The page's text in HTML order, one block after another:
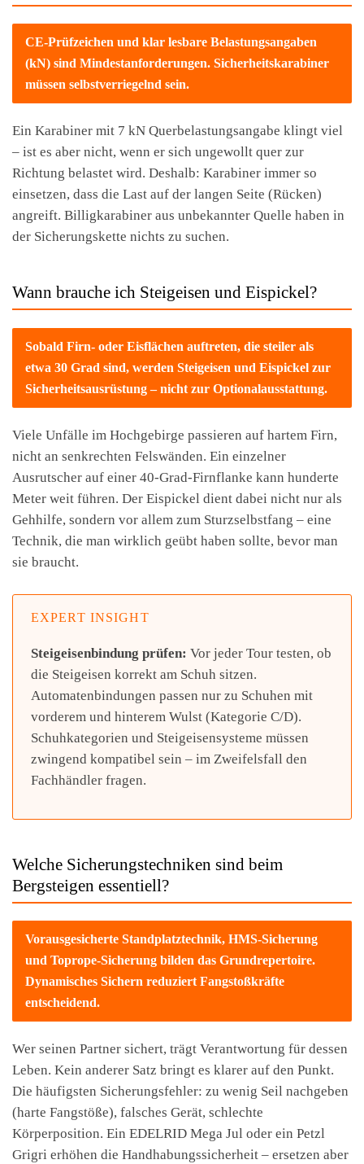
CE-Prüfzeichen und klar lesbare Belastungsangaben
(kN) sind Mindestanforderungen. Sicherheitskarabiner
müssen selbstverriegelnd sein.
Ein Karabiner mit 7 kN Querbelastungsangabe klingt viel
– ist es aber nicht, wenn er sich ungewollt quer zur
Richtung belastet wird. Deshalb: Karabiner immer so
einsetzen, dass die Last auf der langen Seite (Rücken)
angreift. Billigkarabiner aus unbekannter Quelle haben in
der Sicherungskette nichts zu suchen.
Wann brauche ich Steigeisen und Eispickel?
Sobald Firn- oder Eisflächen auftreten, die steiler als
etwa 30 Grad sind, werden Steigeisen und Eispickel zur
Sicherheitsausrüstung – nicht zur Optionalausstattung.
Viele Unfälle im Hochgebirge passieren auf hartem Firn,
nicht an senkrechten Felswänden. Ein einzelner
Ausrutscher auf einer 40-Grad-Firnflanke kann hunderte
Meter weit führen. Der Eispickel dient dabei nicht nur als
Gehhilfe, sondern vor allem zum Sturzselbstfang – eine
Technik, die man wirklich geübt haben sollte, bevor man
sie braucht.
EXPERT INSIGHT
Steigeisenbindung prüfen: Vor jeder Tour testen, ob
die Steigeisen korrekt am Schuh sitzen.
Automatenbindungen passen nur zu Schuhen mit
vorderem und hinterem Wulst (Kategorie C/D).
Schuhkategorien und Steigeisensysteme müssen
zwingend kompatibel sein – im Zweifelsfall den
Fachhändler fragen.
Welche Sicherungstechniken sind beim
Bergsteigen essentiell?
Vorausgesicherte Standplatztechnik, HMS-Sicherung
und Toprope-Sicherung bilden das Grundrepertoire.
Dynamisches Sichern reduziert Fangstoßkräfte
entscheidend.
Wer seinen Partner sichert, trägt Verantwortung für dessen
Leben. Kein anderer Satz bringt es klarer auf den Punkt.
Die häufigsten Sicherungsfehler: zu wenig Seil nachgeben
(harte Fangstöße), falsches Gerät, schlechte
Körperposition. Ein EDELRID Mega Jul oder ein Petzl
Grigri erhöhen die Handhabungssicherheit – ersetzen aber